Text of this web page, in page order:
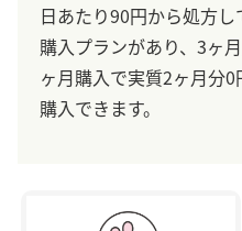
日あたり90円から処方
購入プランがあり、3ヶ
ヶ月購入で実質2ヶ月分
購入できます。